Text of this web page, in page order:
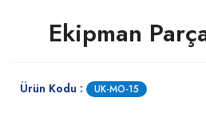
Ekipman
Ürün Kodu : UK-MO-15